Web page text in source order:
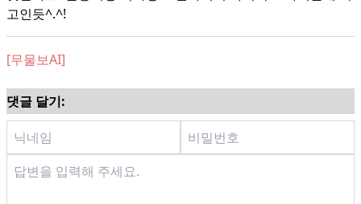
고인듯^.^!
[무물보AI]
댓글 달기: